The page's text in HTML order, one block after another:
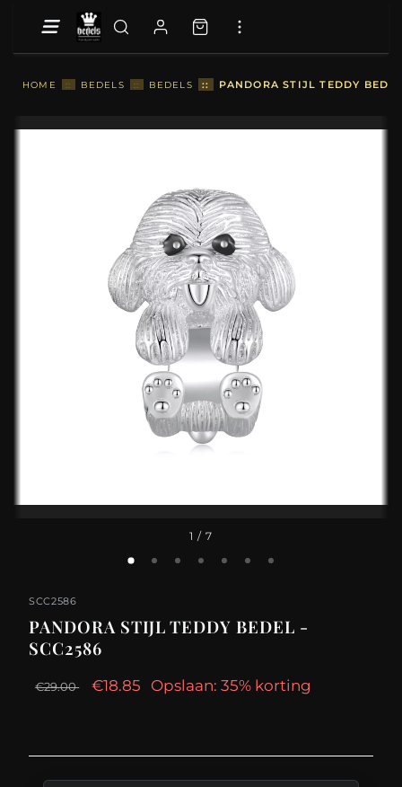
HOME :: BEDELS :: BEDELS :: PANDORA STIJL TEDDY
1 / 7
SCC2586
PANDORA STIJL TEDDY BEDEL -
SCC2586
€29.00 €18.85 Opslaan: 35% korting